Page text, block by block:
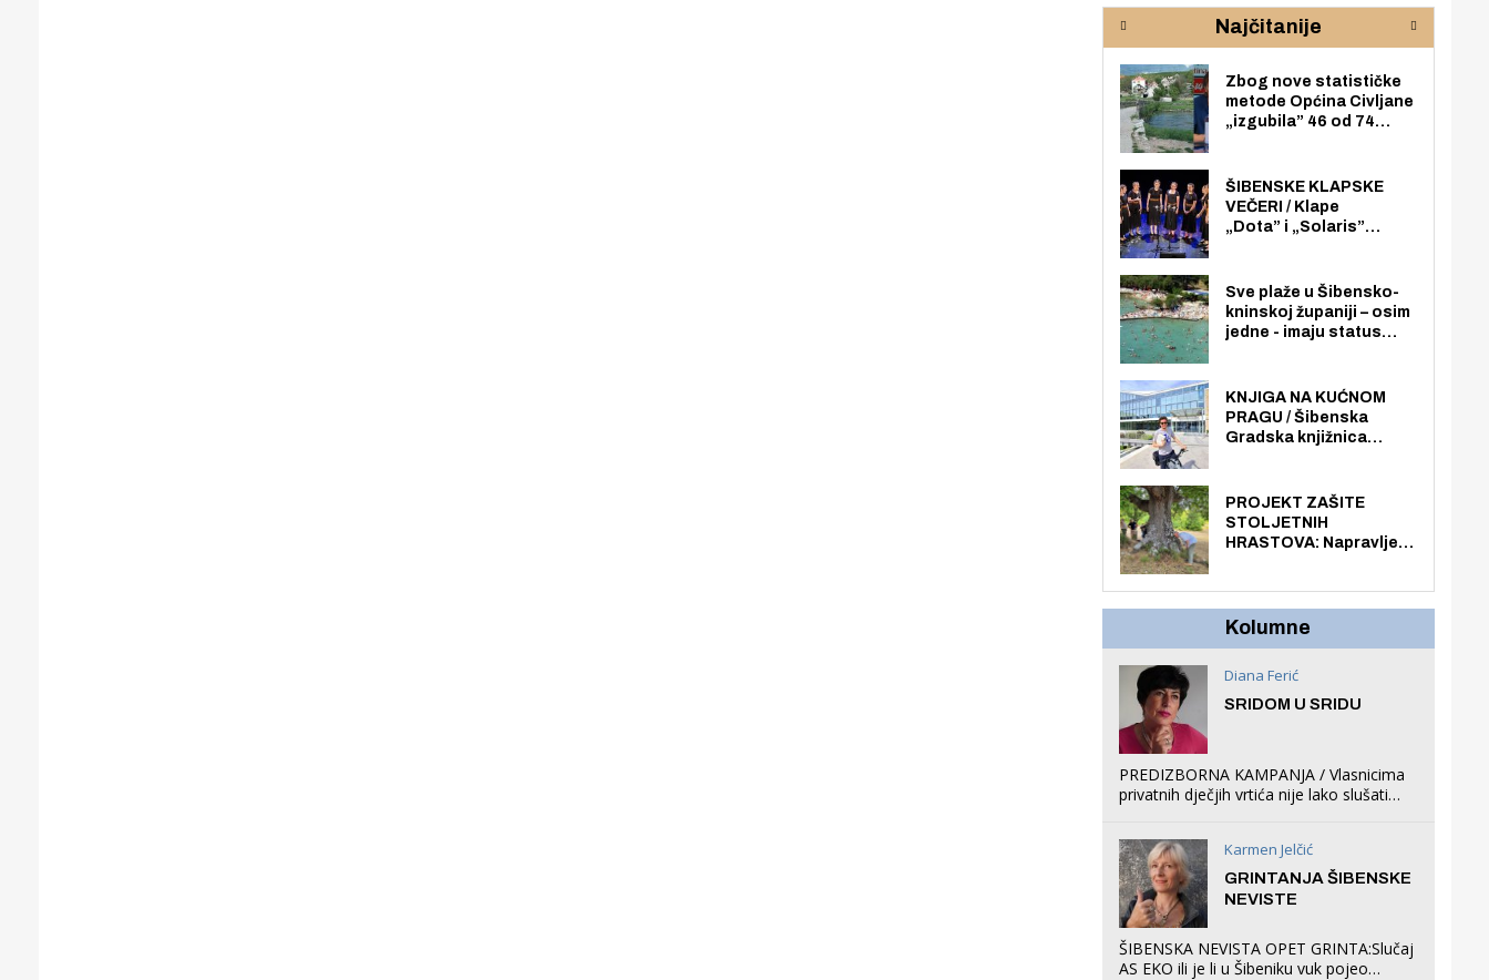
rijeke Krke
Najčitanije
Zbog nove statističke
metode Općina Civljane
„izgubila” 46 od 74
nego radno sposobnih
osoba među svojih 170
stanovnika.
ŠIBENSKE KLAPSKE
VEČERI / Klape
„Dota” i „Solaris”
loži
Sve plaže u Šibensko-
kninskoj županiji – osim
jedne - imaju status
općoj upotrebi. Pristup
je slobodan i besplatan
za sve građane i
KNJIGA NA KUĆNOM
PRAGU / Šibenska
Gradska knjižnica
knjiga na kućnu adresu
električnim biciklom.
PROJEKT ZAŠITE
STOLJETNIH
HRASTOVA: Napravljen
Kolumne
Diana Ferić
SRIDOM U SRIDU
PREDIZBORNA KAMPANJA / Vlasnicima
privatnih dječjih vrtića nije lako slušati
što oni rade u Šibeniku ne postoji
Karmen Jelčić
GRINTANJA ŠIBENSKE
NEVISTE
ŠIBENSKA NEVISTA OPET GRINTA:Slučaj
AS EKO ili je li u Šibeniku vuk pojeo